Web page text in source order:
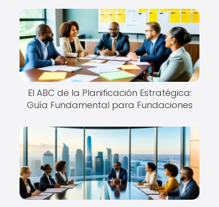
El ABC de la Planificación Estratégica:
Guía Fundamental para Fundaciones